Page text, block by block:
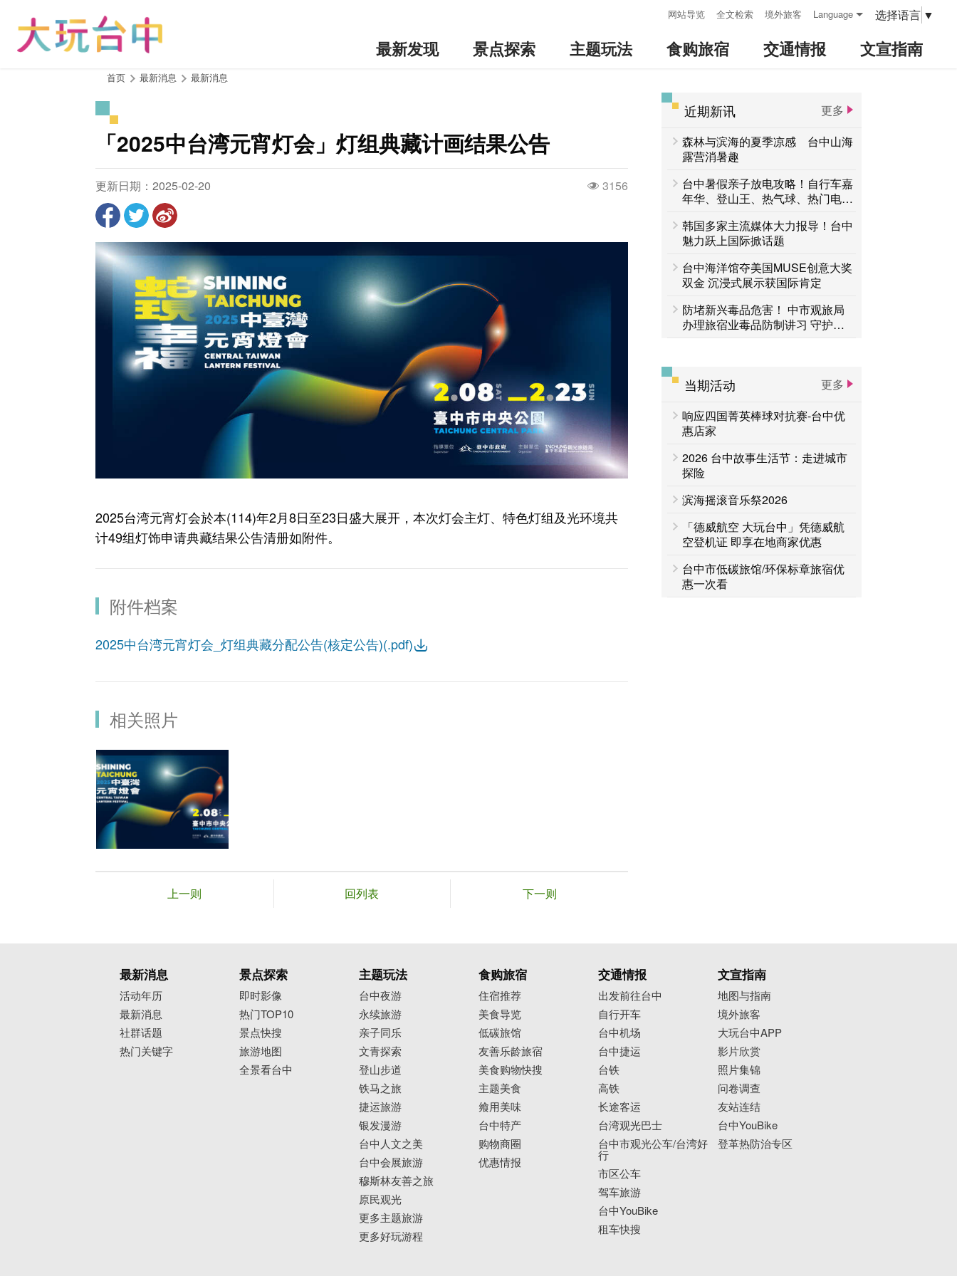
网站导览 全文检索 境外旅客 Language 选择语言 ▼
最新发现 景点探索 主题玩法 食购旅宿 交通情报 文宣指南
首页 最新消息 最新消息
「2025中台湾元宵灯会」灯组典藏计画结果公告
更新日期：2025-02-20 3156
2025台湾元宵灯会於本(114)年2月8日至23日盛大展开，本次灯会主灯、特色灯组及光环境共
计49组灯饰申请典藏结果公告清册如附件。
附件档案
2025中台湾元宵灯会_灯组典藏分配公告(核定公告)(.pdf)
相关照片
上一则 回列表 下一则
近期新讯
更多
森林与滨海的夏季凉感 台中山海
露营消暑趣
台中暑假亲子放电攻略！自行车嘉
年华、登山王、热气球、热门电影
韩国多家主流媒体大力报导！台中
魅力跃上国际掀话题
台中海洋馆夺美国MUSE创意大奖
双金 沉浸式展示获国际肯定
防堵新兴毒品危害！ 中市观旅局
办理旅宿业毒品防制讲习 守护旅
客安全
当期活动
更多
响应四国菁英棒球对抗赛-台中优
惠店家
2026 台中故事生活节：走进城市
探险
滨海摇滚音乐祭2026
「德威航空 大玩台中」凭德威航
空登机证 即享在地商家优惠
台中市低碳旅馆/环保标章旅宿优
惠一次看
最新消息
活动年历
最新消息
社群话题
热门关键字
景点探索
即时影像
热门TOP10
景点快搜
旅游地图
全景看台中
主题玩法
台中夜游
永续旅游
亲子同乐
文青探索
登山步道
铁马之旅
捷运旅游
银发漫游
台中人文之美
台中会展旅游
穆斯林友善之旅
原民观光
更多主题旅游
更多好玩游程
食购旅宿
住宿推荐
美食导览
低碳旅馆
友善乐龄旅宿
美食购物快搜
主题美食
飨用美味
台中特产
购物商圈
优惠情报
交通情报
出发前往台中
自行开车
台中机场
台中捷运
台铁
高铁
长途客运
台湾观光巴士
台中市观光公车/台湾好
行
市区公车
驾车旅游
台中YouBike
租车快搜
文宣指南
地图与指南
境外旅客
大玩台中APP
影片欣赏
照片集锦
问卷调查
友站连结
台中YouBike
登革热防治专区